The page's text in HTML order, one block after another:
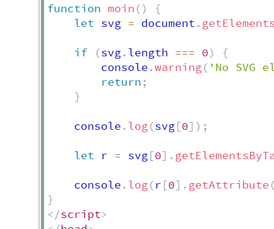
function moin ()
{
let svg = document .
if (svg. length === 0)
{
		console
.warning( 'No SVG
return ;
}
	console
. log(svg[0] ) ;
let r = svg[0] .
	console
. log(r [0] . getAttribute
}
</script>